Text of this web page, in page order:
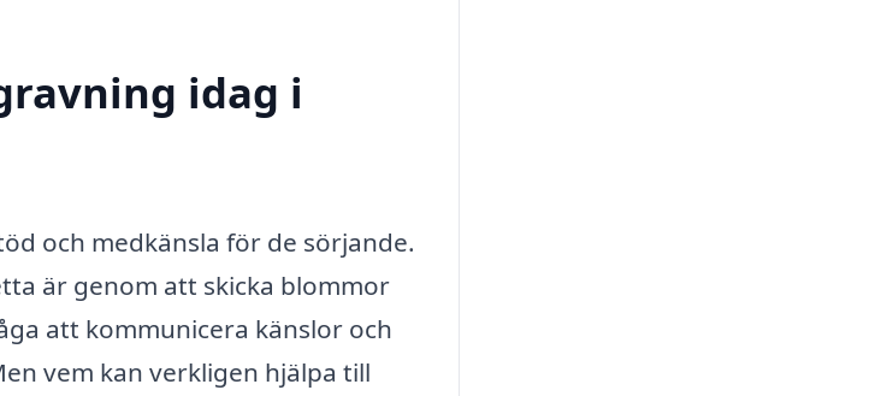
idag i
och medkänsla för de sörjande.
är genom att skicka blommor
att kommunicera känslor och
vem kan verkligen hjälpa till